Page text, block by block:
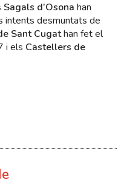
Sagals d’Osona han
intents desmuntats de
Sant Cugathan fet el
i els Castellers de